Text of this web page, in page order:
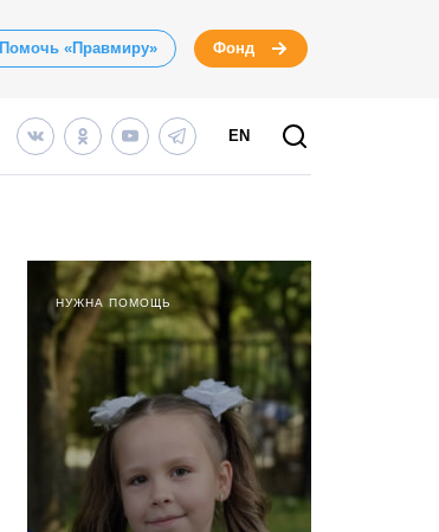
Помочь «Правмиру» Фонд
EN
НУЖНА ПОМОЩЬ